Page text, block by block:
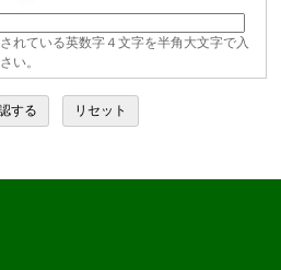
れている英数字４文字を半角大文字で入
い。